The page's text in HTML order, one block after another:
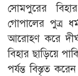
সোমপুরের
গোপালের পুত্র
আরোহণ করে
বিহার ছাড়িয়ে
পর্যন্ত বিস্তৃত